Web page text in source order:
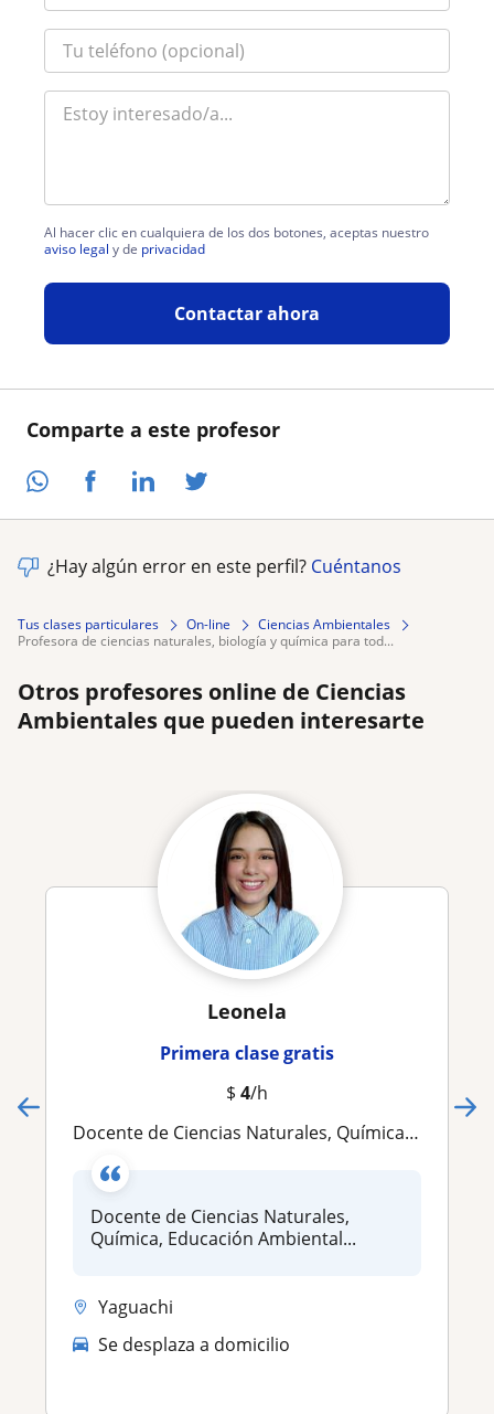
Comparte a este profesor
Al hacer clic en cualquiera de los dos botones, aceptas nuestro
aviso legal y de privacidad
Contactar ahora
¿Hay algún error en este perfil? Cuéntanos
Tus clases particulares On-line
Ciencias Ambientales
profesora de ciencias naturales, biología y química para tod...
Otros profesores online de Ciencias
Ambientales que pueden interesarte
Leonela
Primera clase gratis
$ 4/h
Docente de Ciencias Naturales, Química, Educación Ambiental
Docente de Ciencias Naturales,
Química, Educación Ambiental...
Yaguachi
Se desplaza a domicilio